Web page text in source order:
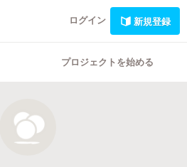
ログイン 新規登録
プロジェクトを始める